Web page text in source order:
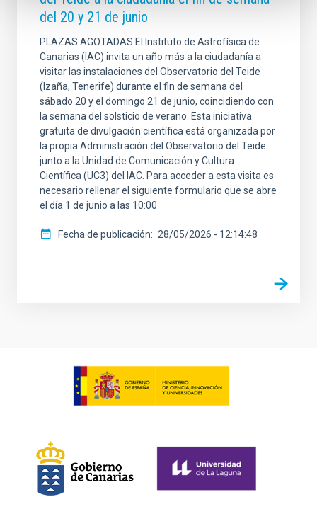
del 20 y 21 de junio
PLAZAS AGOTADAS El Instituto de Astrofísica de
Canarias (IAC) invita un año más a la ciudadanía a
visitar las instalaciones del Observatorio del Teide
(Izaña, Tenerife) durante el fin de semana del
sábado 20 y el domingo 21 de junio, coincidiendo con
la semana del solsticio de verano. Esta iniciativa
gratuita de divulgación científica está organizada por
la propia Administración del Observatorio del Teide
junto a la Unidad de Comunicación y Cultura
Científica (UC3) del IAC. Para acceder a esta visita es
necesario rellenar el siguiente formulario que se abre
el día 1 de junio a las 10:00
Fecha de publicación 28/05/2026 - 12:14:48